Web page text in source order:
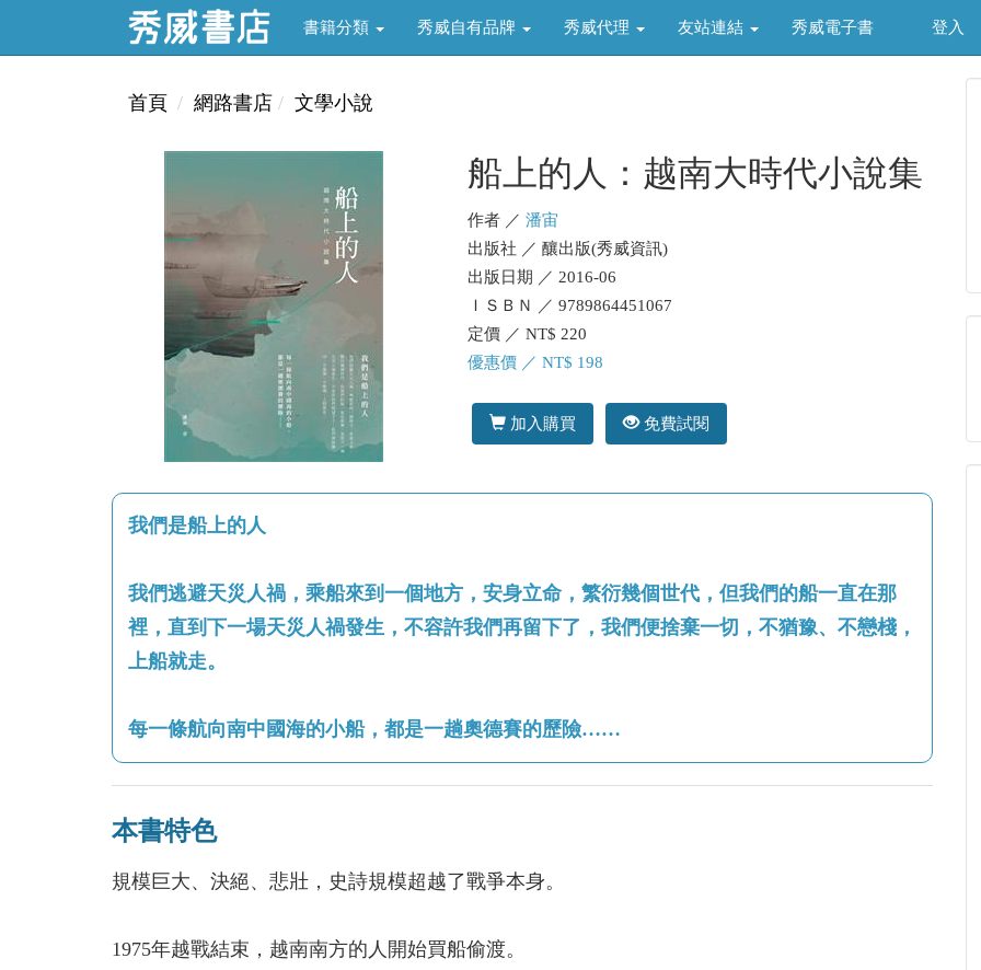
書籍分類 秀威自有品牌 秀威代理 友站連結 秀威電子書 登入
首頁 網路書店 文學小說
船上的人：越南大時代小說集
作者 ／ 潘宙
出版社 ／ 釀出版(秀威資訊)
出版日期 ／ 2016-06
ＩＳＢＮ ／ 9789864451067
定價 ／ NT$ 220
優惠價 ／ NT$ 198
加入購買 免費試閱
我們是船上的人
我們逃避天災人禍，乘船來到一個地方，安身立命，繁衍幾個世代，但我們的船一直在那
裡，直到下一場天災人禍發生，不容許我們再留下了，我們便捨棄一切，不猶豫、不戀棧，
上船就走。
每一條航向南中國海的小船，都是一趟奧德賽的歷險……
本書特色
規模巨大、決絕、悲壯，史詩規模超越了戰爭本身。
1975年越戰結束，越南南方的人開始買船偷渡。